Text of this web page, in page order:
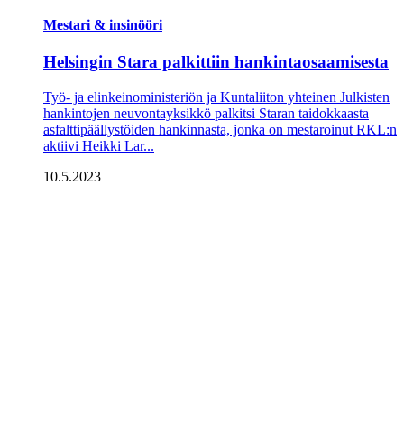
Mestari & insinööri
Helsingin Stara palkittiin hankintaosaamisesta
Työ- ja elinkeinoministeriön ja Kuntaliiton yhteinen Julkisten
hankintojen neuvontayksikkö palkitsi Staran taidokkaasta
asfalttipäällystöiden hankinnasta, jonka on mestaroinut RKL:n
aktiivi Heikki Lar...
10.5.2023